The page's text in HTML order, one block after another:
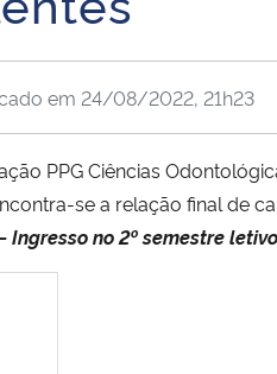
em 24/08/2022, 21h23
PPG Ciências
se a relação final de
no 2º semestre